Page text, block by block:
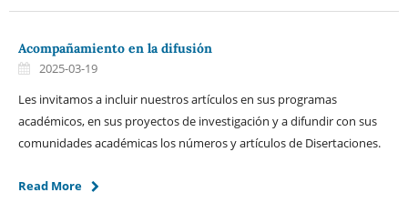
Acompañamiento en la difusión
2025-03-19
Les invitamos a incluir nuestros artículos en sus programas
académicos, en sus proyectos de investigación y a difundir con sus
comunidades académicas los números y artículos de Disertaciones.
Read More